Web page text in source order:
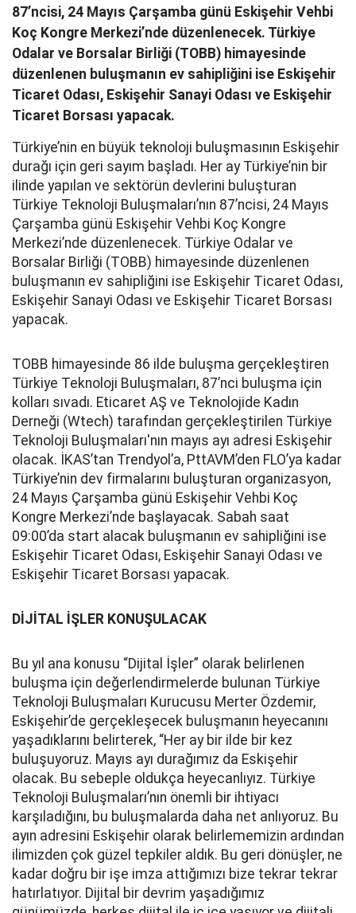
87’ncisi, 24 Mayıs Çarşamba günü Eskişehir Vehbi
Koç Kongre Merkezi’nde düzenlenecek. Türkiye
Odalar ve Borsalar Birliği (TOBB) himayesinde
düzenlenen buluşmanın ev sahipliğini ise Eskişehir
Ticaret Odası, Eskişehir Sanayi Odası ve Eskişehir
Ticaret Borsası yapacak.
Türkiye’nin en büyük teknoloji buluşmasının Eskişehir
durağı için geri sayım başladı. Her ay Türkiye’nin bir
ilinde yapılan ve sektörün devlerini buluşturan
Türkiye Teknoloji Buluşmaları’nın 87’ncisi, 24 Mayıs
Çarşamba günü Eskişehir Vehbi Koç Kongre
Merkezi’nde düzenlenecek. Türkiye Odalar ve
Borsalar Birliği (TOBB) himayesinde düzenlenen
buluşmanın ev sahipliğini ise Eskişehir Ticaret Odası,
Eskişehir Sanayi Odası ve Eskişehir Ticaret Borsası
yapacak.
TOBB himayesinde 86 ilde buluşma gerçekleştiren
Türkiye Teknoloji Buluşmaları, 87’nci buluşma için
kolları sıvadı. Eticaret AŞ ve Teknolojide Kadın
Derneği (Wtech) tarafından gerçekleştirilen Türkiye
Teknoloji Buluşmaları'nın mayıs ayı adresi Eskişehir
olacak. İKAS’tan Trendyol’a, PttAVM’den FLO’ya kadar
Türkiye’nin dev firmalarını buluşturan organizasyon,
24 Mayıs Çarşamba günü Eskişehir Vehbi Koç
Kongre Merkezi’nde başlayacak. Sabah saat
09:00’da start alacak buluşmanın ev sahipliğini ise
Eskişehir Ticaret Odası, Eskişehir Sanayi Odası ve
Eskişehir Ticaret Borsası yapacak.
DİJİTAL İŞLER KONUŞULACAK
Bu yıl ana konusu “Dijital İşler” olarak belirlenen
buluşma için değerlendirmelerde bulunan Türkiye
Teknoloji Buluşmaları Kurucusu Merter Özdemir,
Eskişehir’de gerçekleşecek buluşmanın heyecanını
yaşadıklarını belirterek, “Her ay bir ilde bir kez
buluşuyoruz. Mayıs ayı durağımız da Eskişehir
olacak. Bu sebeple oldukça heyecanlıyız. Türkiye
Teknoloji Buluşmaları’nın önemli bir ihtiyacı
karşıladığını, bu buluşmalarda daha net anlıyoruz. Bu
ayın adresini Eskişehir olarak belirlememizin ardından
ilimizden çok güzel tepkiler aldık. Bu geri dönüşler, ne
kadar doğru bir işe imza attığımızı bize tekrar tekrar
hatırlatıyor. Dijital bir devrim yaşadığımız